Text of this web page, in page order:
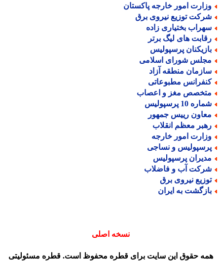
امور خارجه پاکستان
توزیع نیروی برق
بختیاری زاده
های لیگ برتر
پرسپولیس
شورای اسلامی
منطقه آزاد
مطبوعاتی
مغز و اعصاب
10 پرسپولیس
رییس جمهور
معظم انقلاب
امور خارجه
و نساجی
پرسپولیس
آب و فاضلاب
نیروی برق
به ایران
نسخه اصلی
حقوق این سایت برای قطره محفوظ است. قطره مسئولیتی